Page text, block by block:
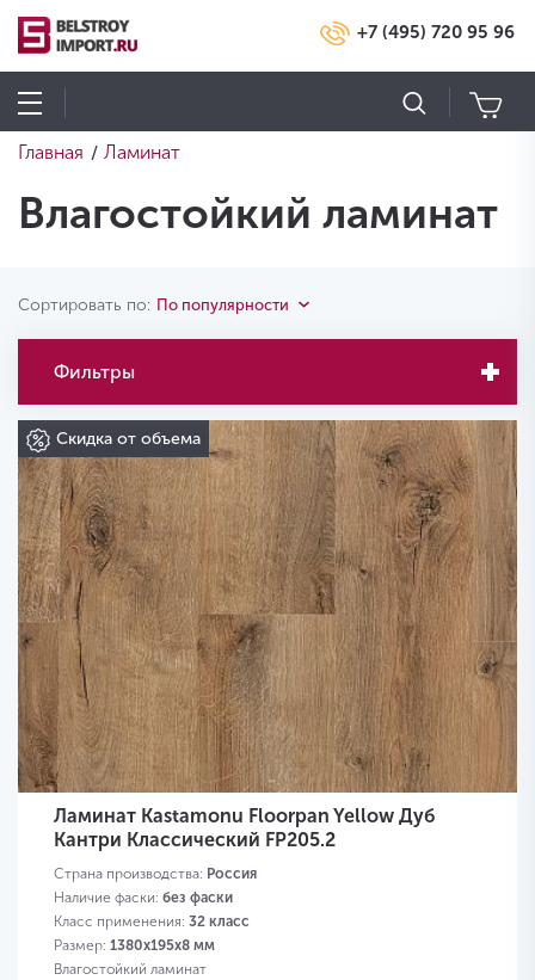
+7 (495) 720 95 96
Главная / Ламинат
Влагостойкий ламинат
Сортировать по: По популярности
Фильтры
Скидка от объема
Ламинат Kastamonu Floorpan Yellow Дуб
Кантри Классический FP205.2
Страна производства: Россия
Наличие фаски: без фаски
Класс применения: 32 класс
Размер: 1380х195х8 мм
Влагостойкий ламинат